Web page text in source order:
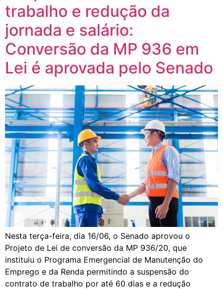
trabalho e redução da
jornada e salário:
Conversão da MP 936 em
Lei é aprovada pelo Senado
Nesta terça-feira, dia 16/06, o Senado aprovou o
Projeto de Lei de conversão da MP 936/20, que
instituiu o Programa Emergencial de Manutenção do
Emprego e da Renda permitindo a suspensão do
contrato de trabalho por até 60 dias e a redução